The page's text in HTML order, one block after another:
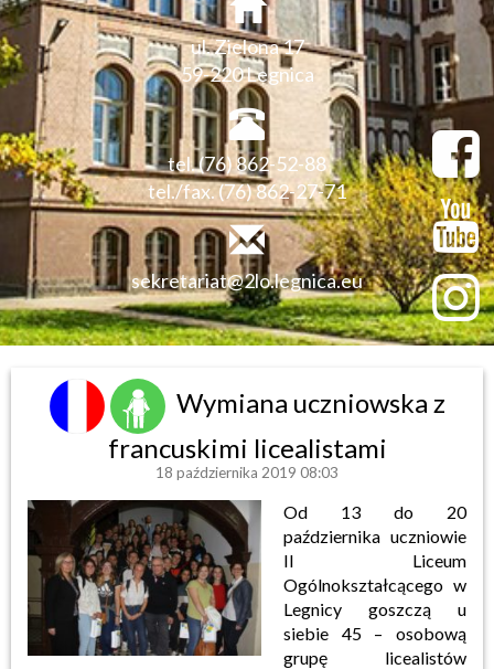
ul. Zielona 17
59-220 Legnica
tel. (76) 862-52-88
tel./fax. (76) 862-27-71
sekretariat@2lo.legnica.eu
Wymiana uczniowska z
francuskimi licealistami
18 października 2019 08:03
Od 13 do 20
października uczniowie
II Liceum
Ogólnokształcącego w
Legnicy goszczą u
siebie 45 – osobową
grupę licealistów